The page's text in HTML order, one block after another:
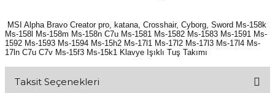
MSI Alpha Bravo Creator pro, katana, Crosshair, Cyborg, Sword Ms-158k
Ms-158l Ms-158m Ms-158n C7u Ms-1581 Ms-1582 Ms-1583 Ms-1591 Ms-
1592 Ms-1593 Ms-1594 Ms-15h2 Ms-17l1 Ms-17l2 Ms-17l3 Ms-17l4 Ms-
17ln C7u C7v Ms-15f3 Ms-15k1 Klavye Işıklı Tuş Takımı
Taksit Seçenekleri